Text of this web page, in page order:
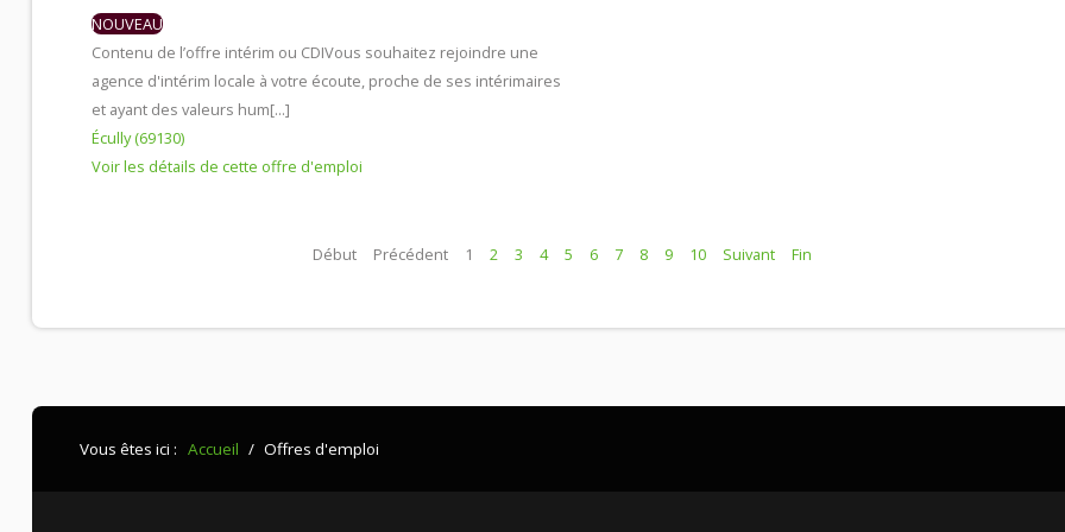
NOUVEAU
Contenu de l’offre intérim ou CDIVous souhaitez rejoindre une
agence d'intérim locale à votre écoute, proche de ses intérimaires
et ayant des valeurs hum[...]
Écully (69130)
Voir les détails de cette offre d'emploi
Début Précédent 1 2 3 4 5 6 7 8 9 10 Suivant Fin
Vous êtes ici : Accueil / Offres d'emploi